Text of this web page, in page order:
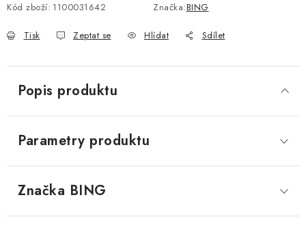
Kód zboží: 1100031642 Značka:BING
Tisk Zeptat se Hlídat Sdílet
Popis produktu
Parametry produktu
Značka BING